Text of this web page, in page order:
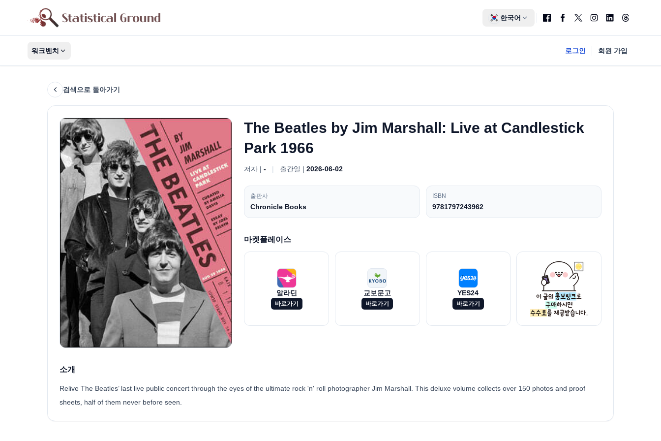
한국어
워크벤치 로그인 회원 가입
검색으로 돌아가기
The Beatles by Jim Marshall: Live at Candlestick
Park 1966
저자 |- | 출간일 |2026-06-02
출판사
Chronicle Books
ISBN
9781797243962
마켓플레이스
알라딘
바로가기
교보문고
바로가기
YES24
바로가기
소개
Relive The Beatles’ last live public concert through the eyes of the ultimate rock 'n' roll photographer Jim Marshall. This deluxe volume collects over 150 photos and proof
sheets, half of them never before seen.